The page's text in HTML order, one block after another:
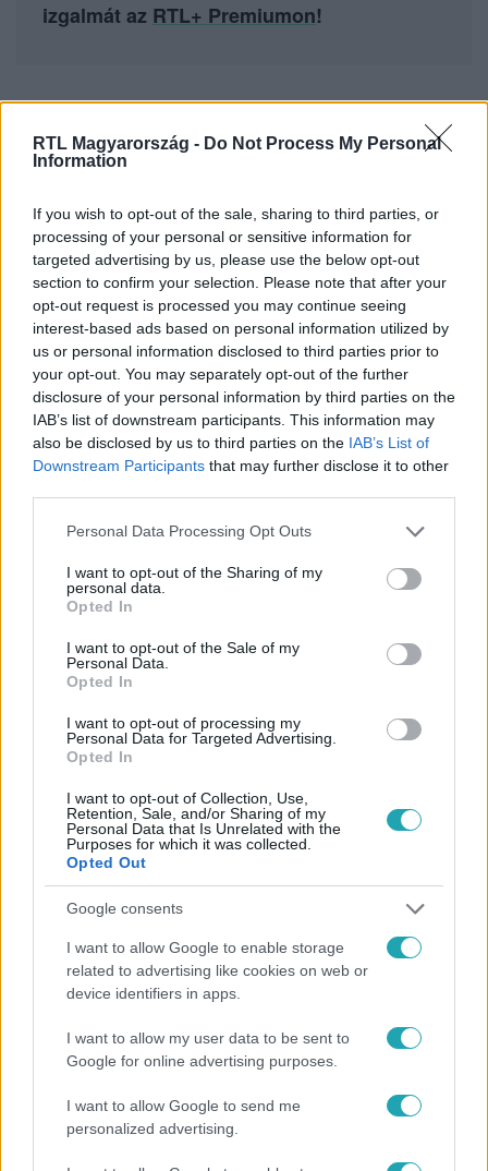
RTL Magyarország - Do Not Process My Personal
Information
If you wish to opt-out of the sale, sharing to third parties, or
processing of your personal or sensitive information for
targeted advertising by us, please use the below opt-out
section to confirm your selection. Please note that after your
opt-out request is processed you may continue seeing
interest-based ads based on personal information utilized by
us or personal information disclosed to third parties prior to
your opt-out. You may separately opt-out of the further
disclosure of your personal information by third parties on the
IAB’s list of downstream participants. This information may
also be disclosed by us to third parties on the IAB’s List of
Downstream Participants that may further disclose it to other
Please note that this website/app uses one or more Google
not limited to your visit or usage behaviour. You may click to
grant or deny consent to Google and its third-party tags to
use your data for below specified purposes in below Google
consent section.
Personal Data Processing Opt Outs
I want to opt-out of the Sharing of my
personal data.
Opted In
I want to opt-out of the Sale of my
Personal Data.
Opted In
I want to opt-out of processing my
Personal Data for Targeted Advertising.
Opted In
I want to opt-out of Collection, Use,
Retention, Sale, and/or Sharing of my
Personal Data that Is Unrelated with the
Purposes for which it was collected.
Opted Out
Google consents
I want to allow Google to enable storage
related to advertising like cookies on web or
device identifiers in apps.
I want to allow my user data to be sent to
Google for online advertising purposes.
I want to allow Google to send me
personalized advertising.
izgalmát az RTL+ Premiumon!
Itt állítsd be, hogy az RTL.hu az elsők között
legyen a Google-találatokban!
Kövess minket, és értesülj a friss hírekről a
Facebookon is!
Követem
SZTÁRBOX
IFJ. SCHOBERT NORBERT
Népszerű